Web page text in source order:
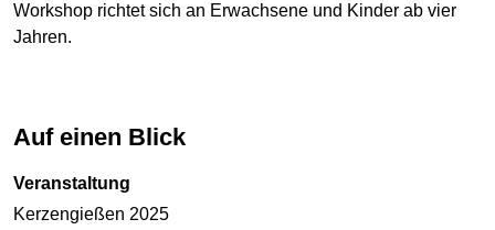
Workshop richtet sich an Erwachsene und Kinder ab vier
Jahren.
Auf einen Blick
Veranstaltung
Kerzengießen 2025